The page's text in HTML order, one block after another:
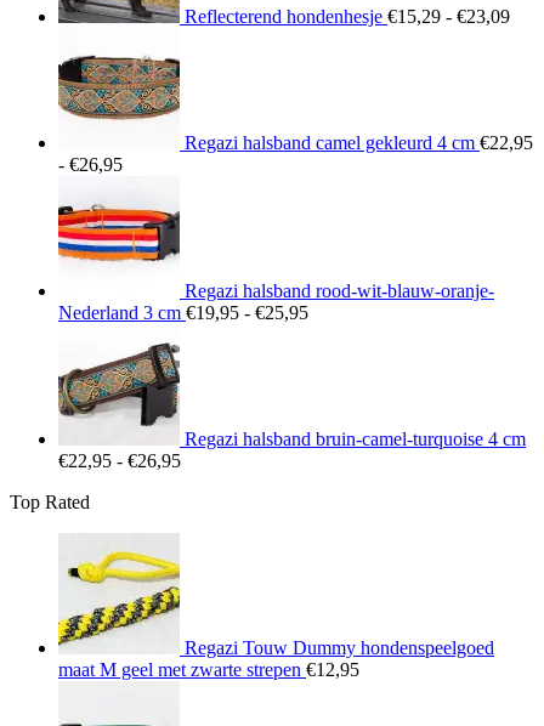
Reflecterend hondenhesje €15,29 - €23,09
Regazi halsband camel gekleurd 4 cm €22,95
- €26,95Prijsklasse:
tot
€26,95
Regazi halsband rood-wit-blauw-oranje-
Nederland 3 cm €19,95 - €25,95Prijsklasse:
Regazi halsband bruin-camel-turquoise 4 cm
€22,95 - €26,95Prijsklasse:
Top Rated
Regazi Touw Dummy hondenspeelgoed
maat M geel met zwarte strepen €12,95